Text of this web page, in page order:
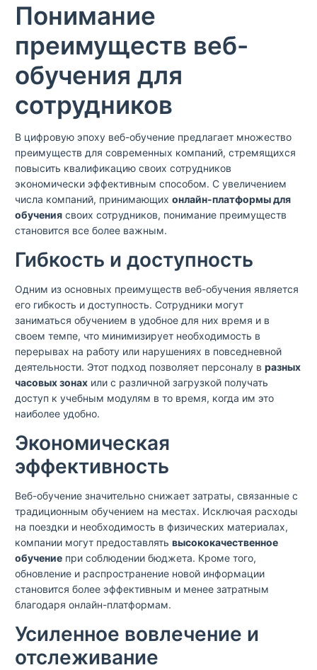
Понимание
преимуществ веб-
обучения для
сотрудников
В цифровую эпоху веб-обучение предлагает множество
преимуществ для современных компаний, стремящихся
повысить квалификацию своих сотрудников
экономически эффективным способом. С увеличением
числа компаний, принимающих онлайн-платформы для
обучения своих сотрудников, понимание преимуществ
становится все более важным.
Гибкость и доступность
Одним из основных преимуществ веб-обучения является
его гибкость и доступность. Сотрудники могут
заниматься обучением в удобное для них время и в
своем темпе, что минимизирует необходимость в
перерывах на работу или нарушениях в повседневной
деятельности. Этот подход позволяет персоналу в разных
часовых зонах или с различной загрузкой получать
доступ к учебным модулям в то время, когда им это
наиболее удобно.
Экономическая
эффективность
Веб-обучение значительно снижает затраты, связанные с
традиционным обучением на местах. Исключая расходы
на поездки и необходимость в физических материалах,
компании могут предоставлять высококачественное
обучение при соблюдении бюджета. Кроме того,
обновление и распространение новой информации
становится более эффективным и менее затратным
благодаря онлайн-платформам.
Усиленное вовлечение и
отслеживание